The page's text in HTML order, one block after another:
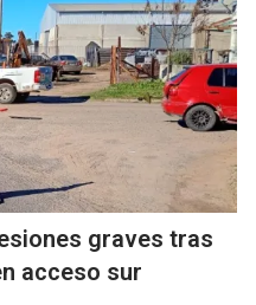
graves tras
acceso sur